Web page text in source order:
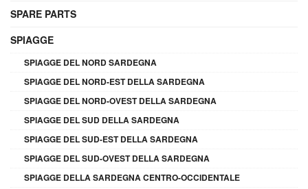
SPARE PARTS
SPIAGGE
SPIAGGE DEL NORD SARDEGNA
SPIAGGE DEL NORD-EST DELLA SARDEGNA
SPIAGGE DEL NORD-OVEST DELLA SARDEGNA
SPIAGGE DEL SUD DELLA SARDEGNA
SPIAGGE DEL SUD-EST DELLA SARDEGNA
SPIAGGE DEL SUD-OVEST DELLA SARDEGNA
SPIAGGE DELLA SARDEGNA CENTRO-OCCIDENTALE